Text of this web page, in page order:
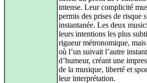
intense. Leur complicité
permis des prises de risque
instantanée. Les deux
leurs intentions les plus
rigueur métronomique,
où l’un suivait l’autre
d’humeur, créant une
de la musique, liberté et
leur interprétation.